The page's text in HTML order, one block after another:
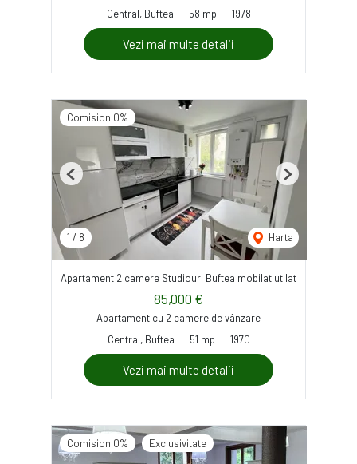
Central, Buftea
58 mp 1978
Vezi mai multe detalii
Comision 0%
1 / 8 Harta
Previous Next
Apartament 2 camere Studiouri Buftea mobilat utilat
85,000 €
Apartament cu 2 camere de vânzare
Central, Buftea
51 mp 1970
Vezi mai multe detalii
Comision 0% Exclusivitate